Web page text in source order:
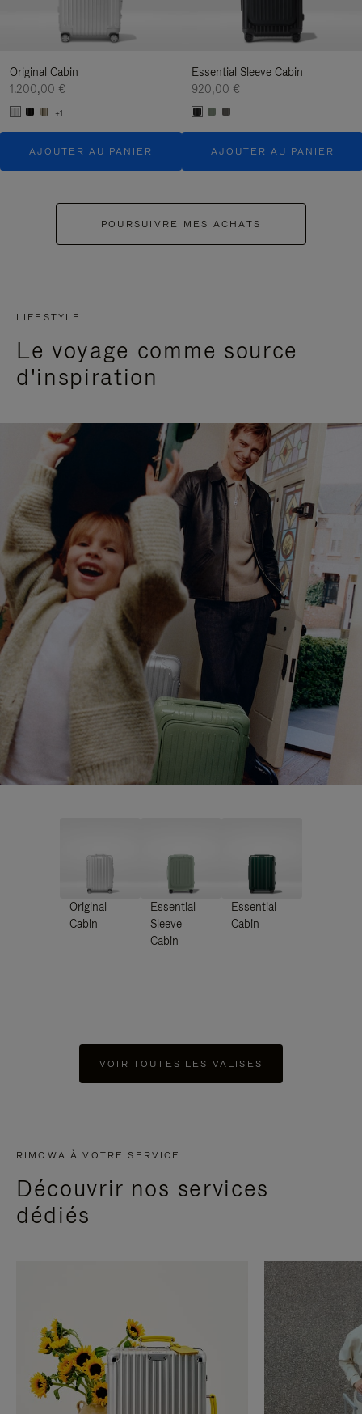
Original Cabin
1.200,00 €
+1
AJOUTER AU PANIER
Essential Sleeve Cabin
920,00 €
AJOUTER AU PANIER
POURSUIVRE MES ACHATS
LIFESTYLE
Le voyage comme source
d'inspiration
Original
Cabin
Essential
Sleeve
Cabin
Essential
Cabin
VOIR TOUTES LES VALISES
RIMOWA À VOTRE SERVICE
Découvrir nos services
dédiés